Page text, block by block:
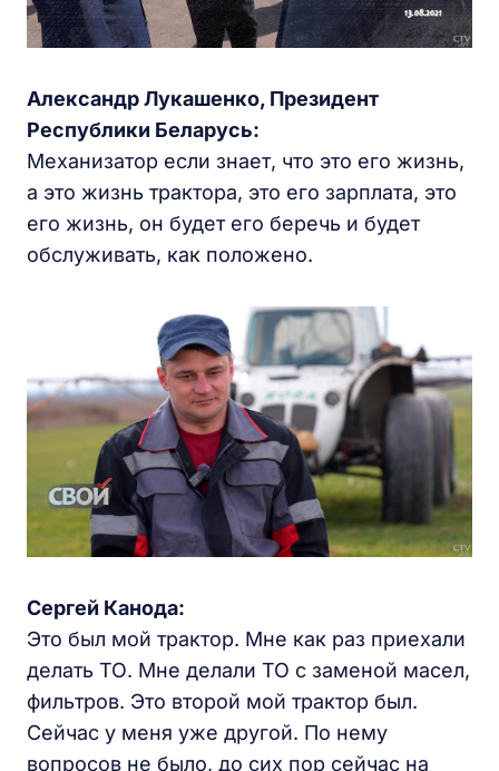
Александр Лукашенко, Президент
Республики Беларусь:
Механизатор если знает, что это его жизнь,
а это жизнь трактора, это его зарплата, это
его жизнь, он будет его беречь и будет
обслуживать, как положено.
Сергей Канода:
Это был мой трактор. Мне как раз приехали
делать ТО. Мне делали ТО с заменой масел,
фильтров. Это второй мой трактор был.
Сейчас у меня уже другой. По нему
вопросов не было, до сих пор сейчас на